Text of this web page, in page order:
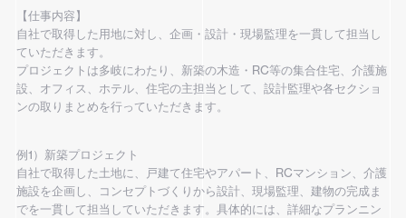
【仕事内容】
自社で取得した用地に対し、企画・設計・現場監理を一貫して担当し
ていただきます。
プロジェクトは多岐にわたり、新築の木造・RC等の集合住宅、介護施
設、オフィス、ホテル、住宅の主担当として、設計監理や各セクショ
ンの取りまとめを行っていただきます。
例1）新築プロジェクト
自社で取得した土地に、戸建て住宅やアパート、RCマンション、介護
施設を企画し、コンセプトづくりから設計、現場監理、建物の完成ま
でを一貫して担当していただきます。具体的には、詳細なプランニン